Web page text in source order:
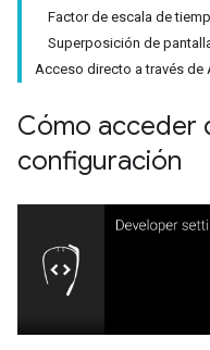
Factor de escala de
Superposición de
Acceso directo a través de
Cómo acceder
configuración